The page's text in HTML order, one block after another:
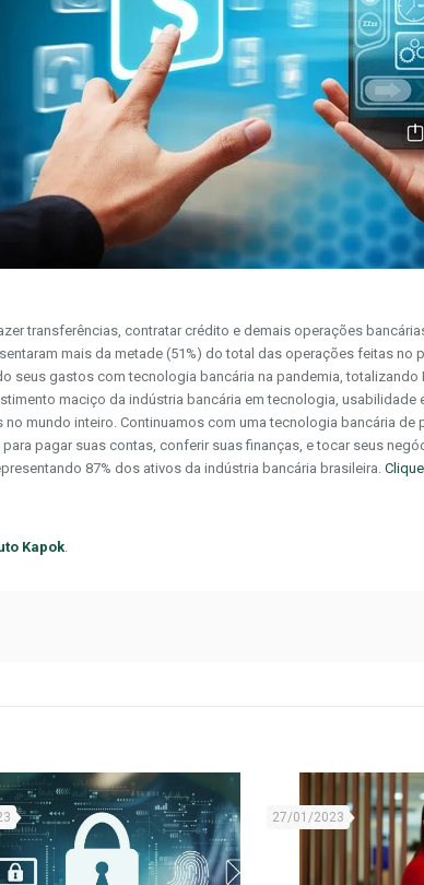
transferências, contratar crédito e demais operações
mais da metade (51%) do total das operações feitas no
gastos com tecnologia bancária na pandemia, totalizando
maciço da indústria bancária em tecnologia,
mundo inteiro. Continuamos com uma tecnologia bancária
pagar suas contas, conferir suas finanças, e tocar seus
87% dos ativos da indústria bancária brasileira.
Kapok.
27/01/2023